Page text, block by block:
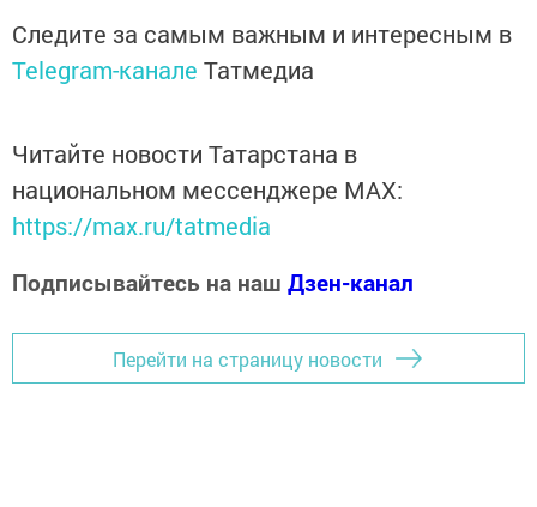
Следите за самым важным и интересным в
Telegram-канале Татмедиа
Читайте новости Татарстана в
национальном мессенджере MАХ:
https://max.ru/tatmedia
Подписывайтесь на наш Дзен-канал
Перейти на страницу новости